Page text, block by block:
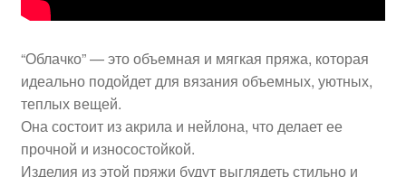
“Облачко” — это объемная и мягкая пряжа, которая
идеально подойдет для вязания объемных, уютных,
теплых вещей.
Она состоит из акрила и нейлона, что делает ее
прочной и износостойкой.
Изделия из этой пряжи будут выглядеть стильно и